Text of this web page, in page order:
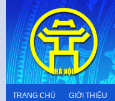
content
TRANG CHỦ GIỚI THIỆU